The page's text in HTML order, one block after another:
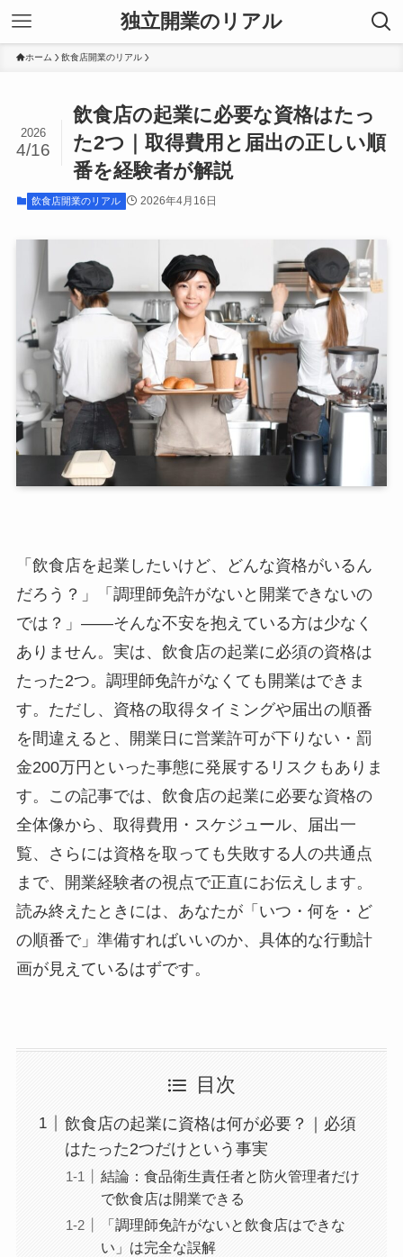
独立開業のリアル
ホーム 飲食店開業のリアル
飲食店の起業に必要な資格はたっ
た2つ｜取得費用と届出の正しい順
番を経験者が解説
2026
4/16
飲食店開業のリアル 2026年4月16日
「飲食店を起業したいけど、どんな資格がいるん
だろう？」「調理師免許がないと開業できないの
では？」――そんな不安を抱えている方は少なく
ありません。実は、飲食店の起業に必須の資格は
たった2つ。調理師免許がなくても開業はできま
す。ただし、資格の取得タイミングや届出の順番
を間違えると、開業日に営業許可が下りない・罰
金200万円といった事態に発展するリスクもありま
す。この記事では、飲食店の起業に必要な資格の
全体像から、取得費用・スケジュール、届出一
覧、さらには資格を取っても失敗する人の共通点
まで、開業経験者の視点で正直にお伝えします。
読み終えたときには、あなたが「いつ・何を・ど
の順番で」準備すればいいのか、具体的な行動計
画が見えているはずです。
目次
飲食店の起業に資格は何が必要？｜必須
はたった2つだけという事実
結論：食品衛生責任者と防火管理者だけ
で飲食店は開業できる
「調理師免許がないと飲食店はできな
い」は完全な誤解